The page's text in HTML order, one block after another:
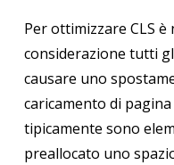
Per ottimizzare CLS
considerazione tutti
causare uno
caricamento di
tipicamente sono
preallocato uno